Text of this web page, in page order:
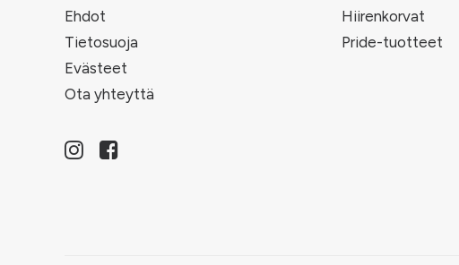
Ehdot
Tietosuoja
Evästeet
Ota yhteyttä
Hiirenkorvat
Pride-tuotteet